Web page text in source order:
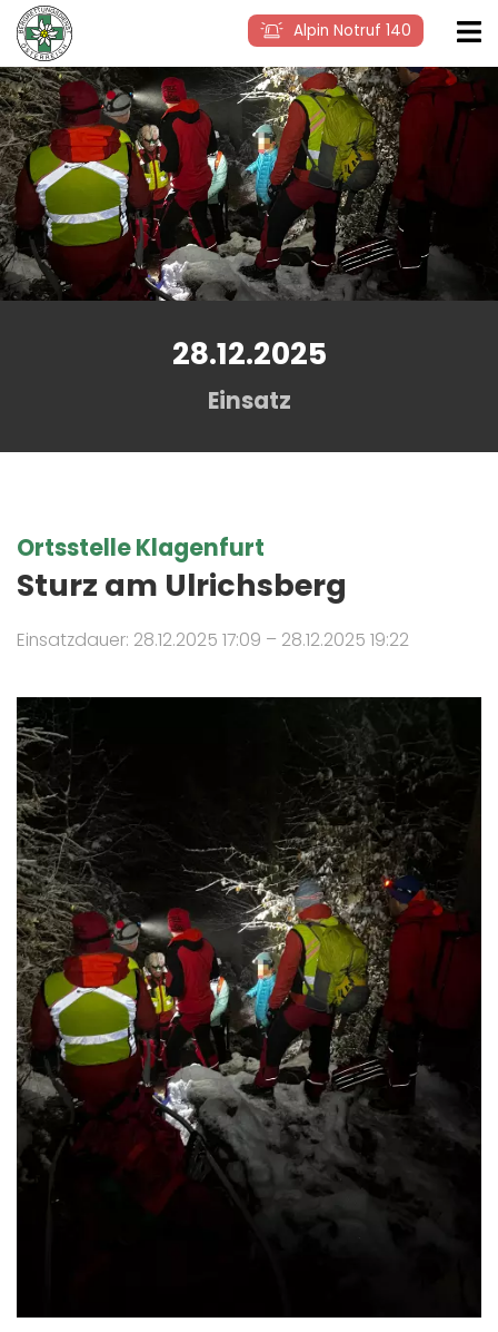
Alpin Notruf 140
28.12.2025
Einsatz
Ortsstelle Klagenfurt
Sturz am Ulrichsberg
Einsatzdauer: 28.12.2025 17:09 – 28.12.2025 19:22